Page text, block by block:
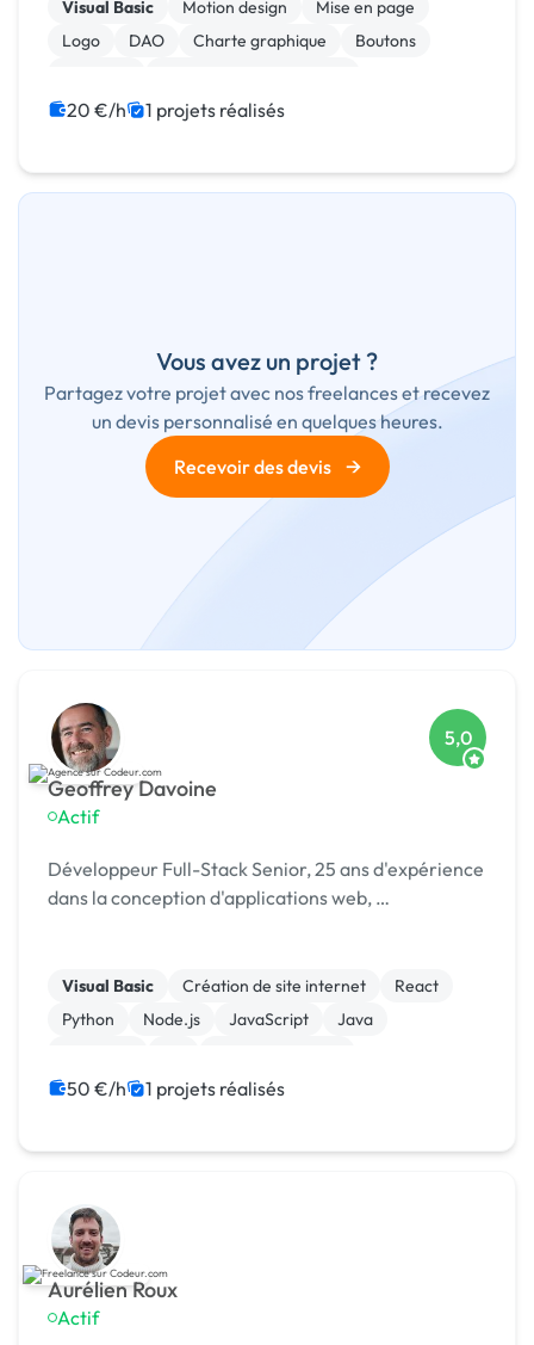
Visual Basic Motion design
Mise en page
Logo
DAO Charte graphique
Boutons
Animation 3D
20 €/h 1 projets réalisés
Vous avez un projet ?
Partagez votre projet avec nos freelances et recevez
un devis personnalisé en quelques heures.
Recevoir des devis
→
Geoffrey Davoine
Actif
5,0
Développeur Full-Stack Senior, 25 ans d'expérience
dans la conception d'applications web, …
Visual Basic Création de site internet
React
Python
Node.js JavaScript
Java
50 €/h 1 projets réalisés
Aurélien Roux
Actif